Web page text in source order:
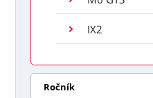
IX2
Ročník